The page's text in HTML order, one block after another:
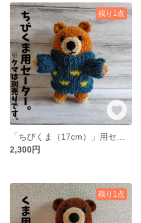
残り1点
2,300円
残り1点